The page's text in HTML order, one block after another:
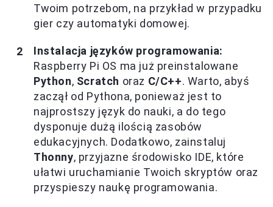
Twoim potrzebom, na przykład w przypadku
gier czy automatyki domowej.
Instalacja języków programowania:
Raspberry Pi OS ma już preinstalowane
Python, Scratch oraz C/C++. Warto, abyś
zaczął od Pythona, ponieważ jest to
najprostszy język do nauki, a do tego
dysponuje dużą ilością zasobów
edukacyjnych. Dodatkowo, zainstaluj
Thonny, przyjazne środowisko IDE, które
ułatwi uruchamianie Twoich skryptów oraz
przyspieszy naukę programowania.